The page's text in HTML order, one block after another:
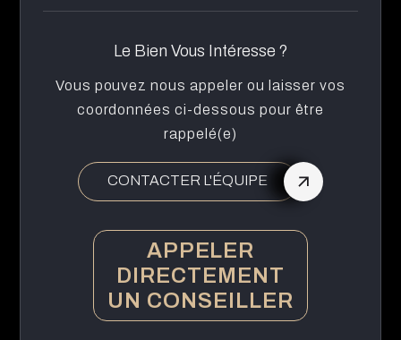
Le Bien Vous Intéresse ?
Vous pouvez nous appeler ou laisser vos
coordonnées ci-dessous pour être
rappelé(e)
CONTACTER L'ÉQUIPE
APPELER
DIRECTEMENT
UN CONSEILLER